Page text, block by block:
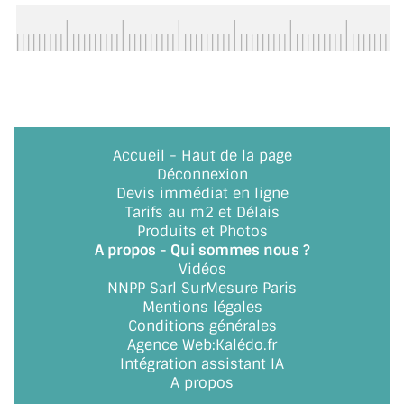
ACCESSOIRES & QUINCAILLERIE
LES PROFILS PAROI DE VERRE
VITRINE EN VERRE
CONNECTEURS ET ASSEMBLAGE DE VERRES
PLATS ET CORNIÈRES
LES CHARNIÈRES DE PORTE EN VERRE
BOUTONS ET POIGNÉES
Accueil - Haut de la page
Déconnexion
Devis immédiat en ligne
Tarifs au m2 et Délais
Produits et Photos
A propos - Qui sommes nous ?
Vidéos
NNPP Sarl SurMesure Paris
Mentions légales
Conditions générales
Agence Web:Kalédo.fr
Intégration assistant IA
A propos